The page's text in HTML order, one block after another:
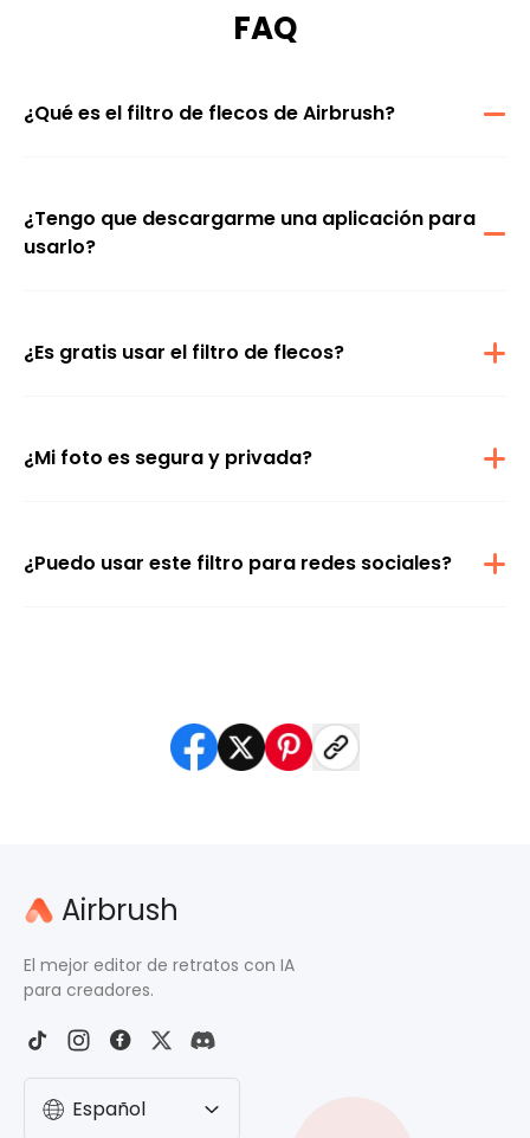
FAQ
¿Qué es el filtro de flecos de Airbrush?
¿Tengo que descargarme una aplicación para
usarlo?
¿Es gratis usar el filtro de flecos?
¿Mi foto es segura y privada?
¿Puedo usar este filtro para redes sociales?
Airbrush
El mejor editor de retratos con IA
para creadores.
Español